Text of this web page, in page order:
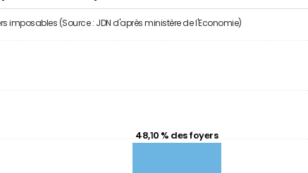
imposables (Source : JDN d'après ministère de l'Economie)
48,10 % des foyers